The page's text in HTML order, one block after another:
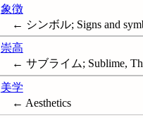
象徴
← シンボル; Signs and
崇高
← サブライム; Sublime,
美学
← Aesthetics